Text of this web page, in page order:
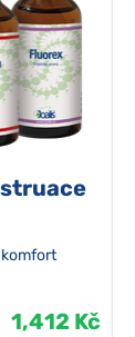
1,412 Kč